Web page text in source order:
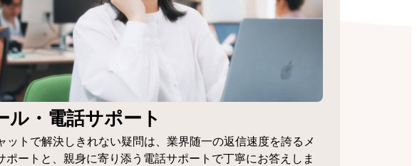
ル・電話サポート
ットで解決しきれない疑問は、業界随一の返信速度を誇るメ
ポートと、親身に寄り添う電話サポートで丁寧にお答えしま